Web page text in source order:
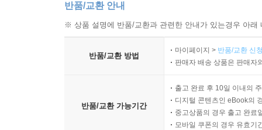
알게 된 나의 모습이 더 이상 낯설지 않다면 이
나와의 만남이다.
반품/교환 안내
※ 상품 설명에 반품/교환과 관련한 안내가 있는경우 아
반품/교환 방법
마이페이지 > 반품/교환 신
판매자 배송 상품은 판매자
반품/교환 가능기간
출고 완료 후 10일 이내의
디지털 콘텐츠인 eBook의
중고상품의 경우 출고 완료
모바일 쿠폰의 경우 유효기